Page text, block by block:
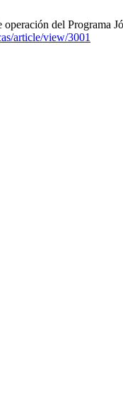
del Programa
article/view/3001